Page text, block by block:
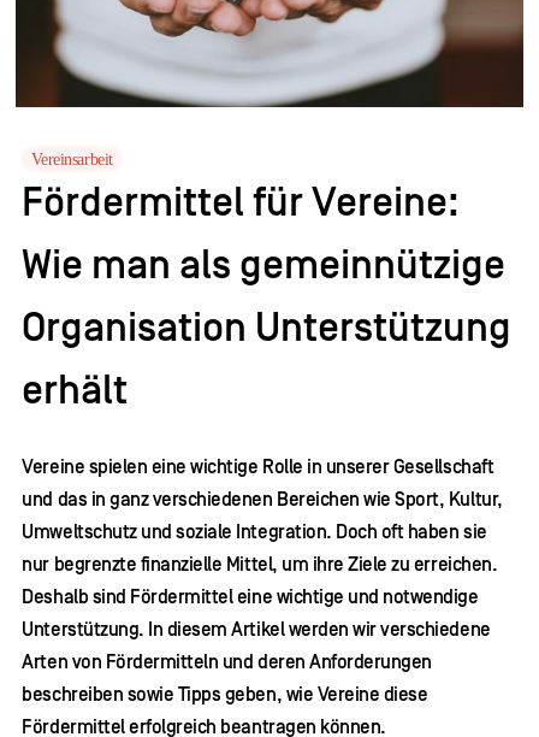
Vereinsarbeit
Fördermittel für Vereine:
Wie man als gemeinnützige
Organisation Unterstützung
erhält
Vereine spielen eine wichtige Rolle in unserer Gesellschaft
und das in ganz verschiedenen Bereichen wie Sport, Kultur,
Umweltschutz und soziale Integration. Doch oft haben sie
nur begrenzte finanzielle Mittel, um ihre Ziele zu erreichen.
Deshalb sind Fördermittel eine wichtige und notwendige
Unterstützung. In diesem Artikel werden wir verschiedene
Arten von Fördermitteln und deren Anforderungen
beschreiben sowie Tipps geben, wie Vereine diese
Fördermittel erfolgreich beantragen können.